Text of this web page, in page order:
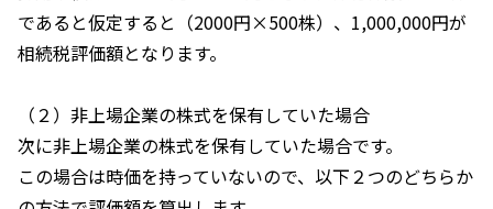
であると仮定すると（2000円×500株）、1,000,000円が
相続税評価額となります。
（２）非上場企業の株式を保有していた場合
次に非上場企業の株式を保有していた場合です。
この場合は時価を持っていないので、以下２つのどちらか